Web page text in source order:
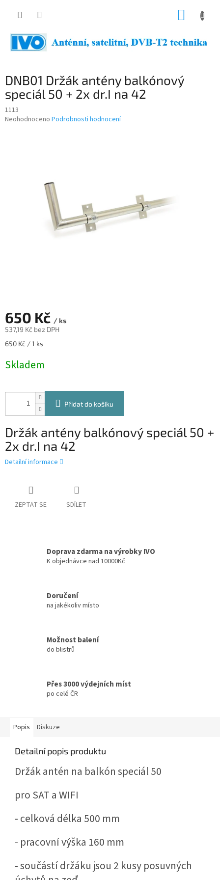
DNB01 Držák antény balkónový
speciál 50 + 2x dr.I na 42
1113
Průměrné
Neohodnoceno Podrobnosti hodnocení
650 Kč / ks
537,19 Kč bez DPH
Měrná
650 Kč / 1 ks
Skladem
Přidat do košíku
Držák antény balkónový speciál 50 +
2x dr.I na 42
Detailní informace
ZEPTAT SE SDÍLET
Doprava zdarma na výrobky IVO
K objednávce nad 10000Kč
Doručení
na jakékoliv místo
Možnost balení
do blistrů
Přes 3000 výdejních míst
po celé ČR
Popis Diskuze
Detailní popis produktu
Držák antén na balkón speciál 50
pro SAT a WIFI
- celková délka 500 mm
- pracovní výška 160 mm
- součástí držáku jsou 2 kusy posuvných